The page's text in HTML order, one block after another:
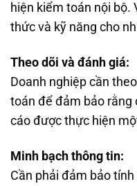
hiện kiểm toán nội bộ.
thức và kỹ năng cho
Theo dõi và đánh giá:
Doanh nghiệp cần
toán để đảm bảo rằng
cáo được thực hiện
Minh bạch thông tin:
Cần phải đảm bảo